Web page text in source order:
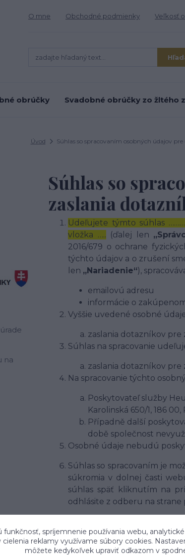
O mne Obchodné podmienky Veľkosť
obrúčky Svadobné obrúčky zo žltého
Úvod Súhlas so spracovaním osobných údajov
na
Súhlas so
zaslania
Udeľujete týmto súhlas
vložka ….. (ďalej len
2016/679 o ochrane
týchto údajov a o zrušení
len „Nariadenie“),
emailovú adresu
informácie o
Vyššie uvedené osobné
zaslania dotazníkov pre
Súhlas na spracovanie
zaslania dotazníkov pre
Na spracovanie týchto
Poskytovateľ služby
Karolinská 650/1, 186
Případně další
době společnost
Osobné údaje nebudú
Súhlas so spracovaním je
súkromia v dolnej časti
súhlas späť kliknutím na
odhlásite z odberu na
vziať súhlas so
následok ukončenie
funkčnosť, spríjemnenie používania webu,
cielenia reklamy využívame súbory cookies.
môžete kedykoľvek upraviť odkazom v